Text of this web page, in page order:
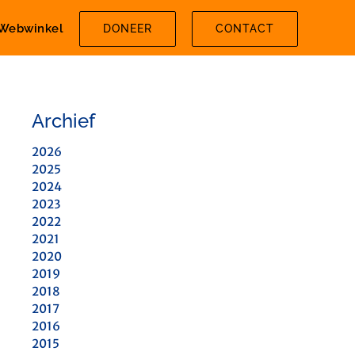
DONEER CONTACT
Archief
2026
2025
2024
2023
2022
2021
2020
2019
2018
2017
2016
2015